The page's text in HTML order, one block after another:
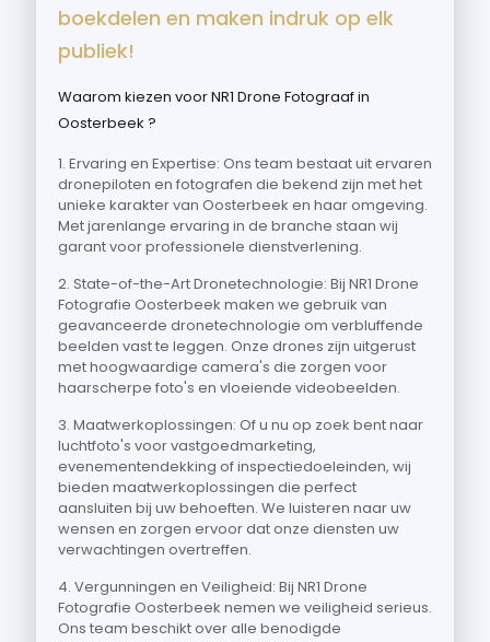
boekdelen en maken indruk op elk
publiek!
Waarom kiezen voor NR1 Drone Fotograaf in
Oosterbeek ?
1. Ervaring en Expertise: Ons team bestaat uit ervaren
dronepiloten en fotografen die bekend zijn met het
unieke karakter van Oosterbeek en haar omgeving.
Met jarenlange ervaring in de branche staan wij
garant voor professionele dienstverlening.
2. State-of-the-Art Dronetechnologie: Bij NR1 Drone
Fotografie Oosterbeek maken we gebruik van
geavanceerde dronetechnologie om verbluffende
beelden vast te leggen. Onze drones zijn uitgerust
met hoogwaardige camera's die zorgen voor
haarscherpe foto's en vloeiende videobeelden.
3. Maatwerkoplossingen: Of u nu op zoek bent naar
luchtfoto's voor vastgoedmarketing,
evenementendekking of inspectiedoeleinden, wij
bieden maatwerkoplossingen die perfect
aansluiten bij uw behoeften. We luisteren naar uw
wensen en zorgen ervoor dat onze diensten uw
verwachtingen overtreffen.
4. Vergunningen en Veiligheid: Bij NR1 Drone
Fotografie Oosterbeek nemen we veiligheid serieus.
Ons team beschikt over alle benodigde